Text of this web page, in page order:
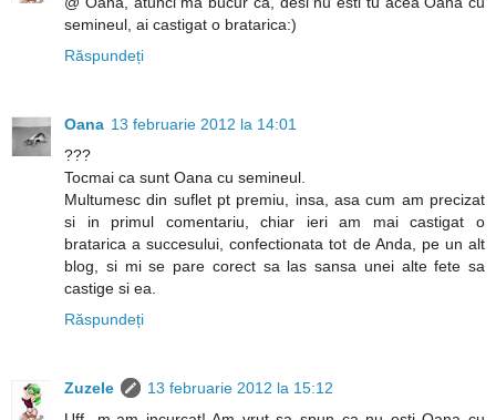
semineul, ai castigat o bratarica:)
Răspundeți
Oana 13 februarie 2012 la 14:01
???
Tocmai ca sunt Oana cu semineul.
Multumesc din suflet pt premiu, insa, asa cum am precizat
si in primul comentariu, chiar ieri am mai castigat o
bratarica a succesului, confectionata tot de Anda, pe un alt
blog, si mi se pare corect sa las sansa unei alte fete sa
castige si ea.
Răspundeți
Zuzele
13 februarie 2012 la 15:12